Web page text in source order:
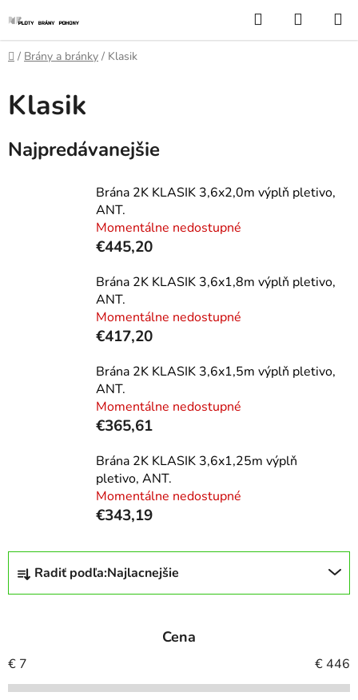
na
obsah
Hľadať
KOŠÍK
Domov
/ Brány a bránky / Klasik
Klasik
Najpredávanejšie
Brána 2K KLASIK 3,6x2,0m výplň pletivo,
ANT.
Momentálne nedostupné
€445,20
Brána 2K KLASIK 3,6x1,8m výplň pletivo,
ANT.
Momentálne nedostupné
€417,20
Brána 2K KLASIK 3,6x1,5m výplň pletivo,
ANT.
Momentálne nedostupné
€365,61
Brána 2K KLASIK 3,6x1,25m výplň
pletivo, ANT.
Momentálne nedostupné
€343,19
R
d
i
e
Radiť podľa:Najlacnejšie
Cena
€ 7 € 446